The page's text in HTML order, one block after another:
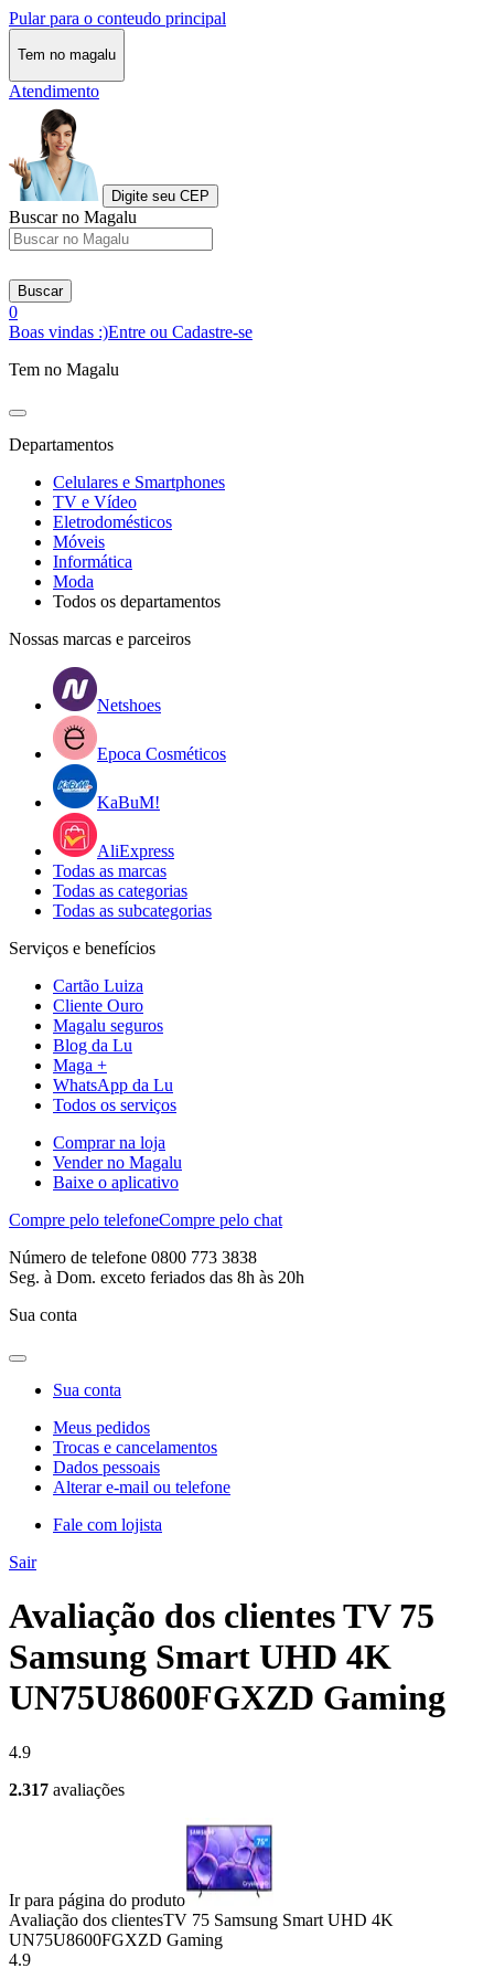
Pular para o conteudo principal
Tem no magalu
Atendimento
Digite seu CEP
Buscar no Magalu
Buscar
0
Boas vindas :)Entre ou Cadastre-se
Tem no Magalu
Departamentos
Celulares e Smartphones
TV e Vídeo
Eletrodomésticos
Móveis
Informática
Moda
Todos os departamentos
Nossas marcas e parceiros
Netshoes
Epoca Cosméticos
KaBuM!
AliExpress
Todas as marcas
Todas as categorias
Todas as subcategorias
Serviços e benefícios
Cartão Luiza
Cliente Ouro
Magalu seguros
Blog da Lu
Maga +
WhatsApp da Lu
Todos os serviços
Comprar na loja
Vender no Magalu
Baixe o aplicativo
Compre pelo telefoneCompre pelo chat
Número de telefone 0800 773 3838
Seg. à Dom. exceto feriados das 8h às 20h
Sua conta
Sua conta
Meus pedidos
Trocas e cancelamentos
Dados pessoais
Alterar e-mail ou telefone
Fale com lojista
Sair
Avaliação dos clientes TV 75
Samsung Smart UHD 4K
UN75U8600FGXZD Gaming
4.9
2.317 avaliações
Ir para página do produto
Avaliação dos clientesTV 75 Samsung Smart UHD 4K
UN75U8600FGXZD Gaming
4.9